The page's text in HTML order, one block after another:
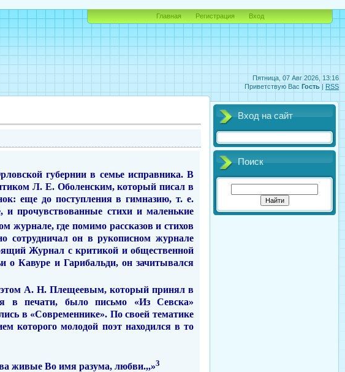
Пятница, 07 Авг 2026, 13:16
Приветствую Вас Гость | RSS
Главная Регистрация Вход
губернии в семье исправника. В
Л. Е. Оболенским, который писал в
еще до по­ступления в гимназию, т. е.
прочувствованные стихи и маленькие
журнале, где помимо рассказов и стихов
сотрудничал он в рукописном журнале
Журнал с критикой и общественной
о Кавуре и Гарибальди, он зачитывался
А. Н. Плещеевым, который принял в
в печати, было письмо «Из Севска»
в «Современнике». По своей тематике
которого молодой поэт находился в то
живые Во имя разума, любви.,,»3
Вход на сайт
Поиск